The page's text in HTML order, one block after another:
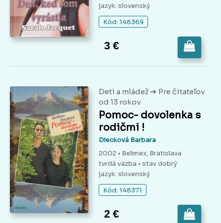
jazyk: slovenský
Kód: 148369
3 €
Deti a mládež ➔ Pre čitateľov
od 13 rokov
Pomoc- dovolenka s
rodičmi !
Diecková Barbara
2002 • Belimex, Bratislava
tvrdá väzba • stav dobrý
jazyk: slovenský
Kód: 148371
2 €